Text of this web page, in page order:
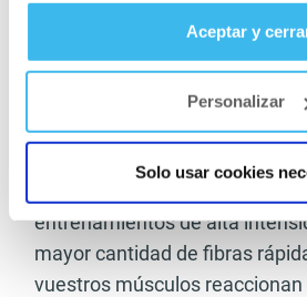
Aceptar y
Personalizar
Solo usar cookies
colesterol malo(LDL) se
–El entrenamiento de
muy intenso , tu cuerpo se
entrenamientos de alta
mayor cantidad de fibras
vuestros músculos reaccionan